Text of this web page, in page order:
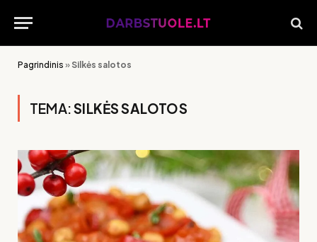
Pagrindinis » Silkės salotos
TEMA:SILKĖS SALOTOS